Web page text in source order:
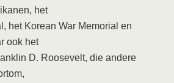
het
het Korean War Memorial en
ook het
D. Roosevelt, die andere